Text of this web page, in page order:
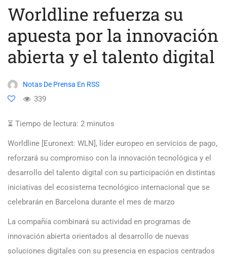
Worldline refuerza su
apuesta por la innovación
abierta y el talento digital
Notas De Prensa En RSS
339
⏳ Tiempo de lectura: 2 minutos
Worldline [Euronext: WLN], líder europeo en servicios de pago,
reforzará su compromiso con la innovación tecnológica y el
desarrollo del talento digital con su participación en distintas
iniciativas del ecosistema tecnológico internacional que se
celebrarán en Barcelona durante el mes de marzo
La compañía combinará su actividad en programas de
innovación abierta orientados al desarrollo de nuevas
soluciones digitales con su presencia en espacios centrados